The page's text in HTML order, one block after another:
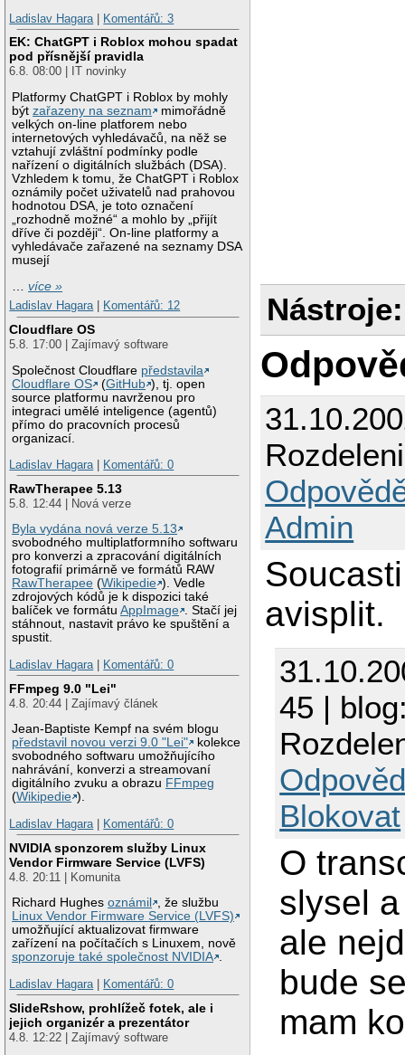
Ladislav Hagara
Komentářů: 3
EK: ChatGPT i Roblox mohou spadat
pod přísnější pravidla
6.8. 08:00 | IT novinky
Platformy ChatGPT i Roblox by mohly
býtzařazeny na seznam
mimořádně
velkých on-line platforem nebo
internetových vyhledávačů, na něž se
vztahují zvláštní podmínky podle
nařízení o digitálních službách (DSA).
Vzhledem k tomu, že ChatGPT i Roblox
oznámily počet uživatelů nad prahovou
hodnotou DSA, je toto označení
„rozhodně možné“ a mohlo by „přijít
dříve či později“. On-line platformy a
vyhledávače zařazené na seznamy DSA
musejí
…více »
Ladislav Hagara| Komentářů: 12
Cloudflare OS
5.8. 17:00 | Zajímavý software
Společnost Cloudflare představila
Cloudflare OS
(GitHub ), tj. open
source platformu navrženou pro
integraci umělé inteligence (agentů)
přímo do pracovních procesů
organizací.
Ladislav Hagara| Komentářů: 0
RawTherapee 5.13
5.8. 12:44 | Nová verze
Byla vydána nová verze 5.13
svobodného multiplatformního softwaru
pro konverzi a zpracování digitálních
fotografií primárně ve formátů RAW
RawTherapee (Wikipedie ). Vedle
zdrojových kódů je k dispozici také
balíček ve formátuAppImage . Stačí jej
stáhnout, nastavit právo ke spuštění a
spustit.
Ladislav Hagara| Komentářů: 0
FFmpeg 9.0 "Lei"
4.8. 20:44 | Zajímavý článek
Jean-Baptiste Kempf na svém blogu
představil novou verzi 9.0 "Lei"
kolekce
svobodného softwaru umožňujícího
nahrávání, konverzi a streamovaní
digitálního zvuku a obrazu FFmpeg
(Wikipedie ).
Ladislav Hagara| Komentářů: 0
NVIDIA sponzorem služby Linux
Vendor Firmware Service (LVFS)
4.8. 20:11 | Komunita
Richard Hughesoznámil
, že službu
Linux Vendor Firmware Service (LVFS)
umožňující aktualizovat firmware
zařízení na počítačích s Linuxem, nově
sponzoruje také společnost NVIDIA .
Ladislav Hagara| Komentářů: 0
SlideRshow, prohlížeč fotek, ale i
jejich organizér a prezentátor
4.8. 12:22 | Zajímavý software
Nástroje:
Admin
avisplit.
45 |
Blokovat
O
slysel
ale
bude
mam